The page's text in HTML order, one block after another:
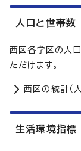
人口と世帯数
西区各学区の人
ただけます。
西区の統計（
生活環境指標